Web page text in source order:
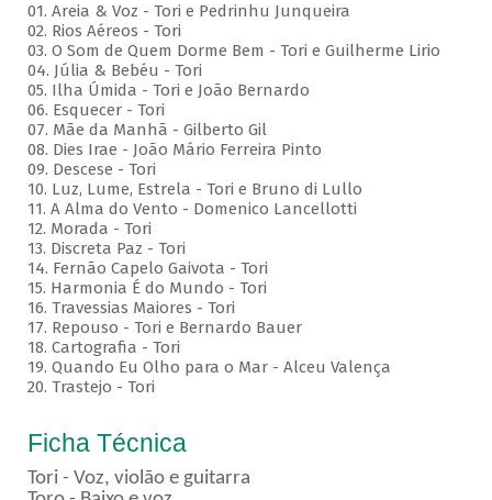
01. Areia & Voz - Tori e Pedrinhu Junqueira
02. ⁠Rios Aéreos - Tori
03. O Som de Quem Dorme Bem - Tori e Guilherme Lirio
04. Júlia & Bebéu - Tori
05. Ilha Úmida - Tori e João Bernardo
06. Esquecer - Tori
07. Mãe da Manhã - Gilberto Gil
08. Dies Irae - João Mário Ferreira Pinto
09. Descese - Tori
10. Luz, Lume, Estrela - Tori e Bruno di Lullo
11. A Alma do Vento - Domenico Lancellotti
12. Morada - Tori
13. Discreta Paz - Tori
14. Fernão Capelo Gaivota - Tori
15. Harmonia É do Mundo - Tori
16. Travessias Maiores - Tori
17. Repouso - Tori e Bernardo Bauer
⁠18. Cartografia - Tori
19. Quando Eu Olho para o Mar - Alceu Valença
20. Trastejo - Tori
Ficha Técnica
Tori - Voz, violão e guitarra